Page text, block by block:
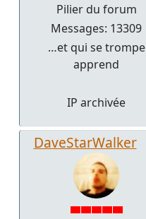
Pilier du forum
Messages: 13309
…et qui se trompe
apprend
IP archivée
DaveStarWalker